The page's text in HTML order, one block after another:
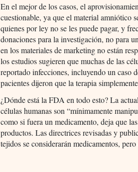
En el mejor de los casos, el
cuestionable, ya que el material amniótico
quienes por ley no se les puede pagar, y
donaciones para la investigación, no para
en los materiales de marketing no están
los estudios sugieren que muchas de las
reportado infecciones, incluyendo un caso
pacientes dijeron que la terapia
¿Dónde está la FDA en todo esto? La
células humanas son “mínimamente
como si fuera un medicamento, deja que
productos. Las directrices revisadas y
tejidos se considerarán medicamentos,